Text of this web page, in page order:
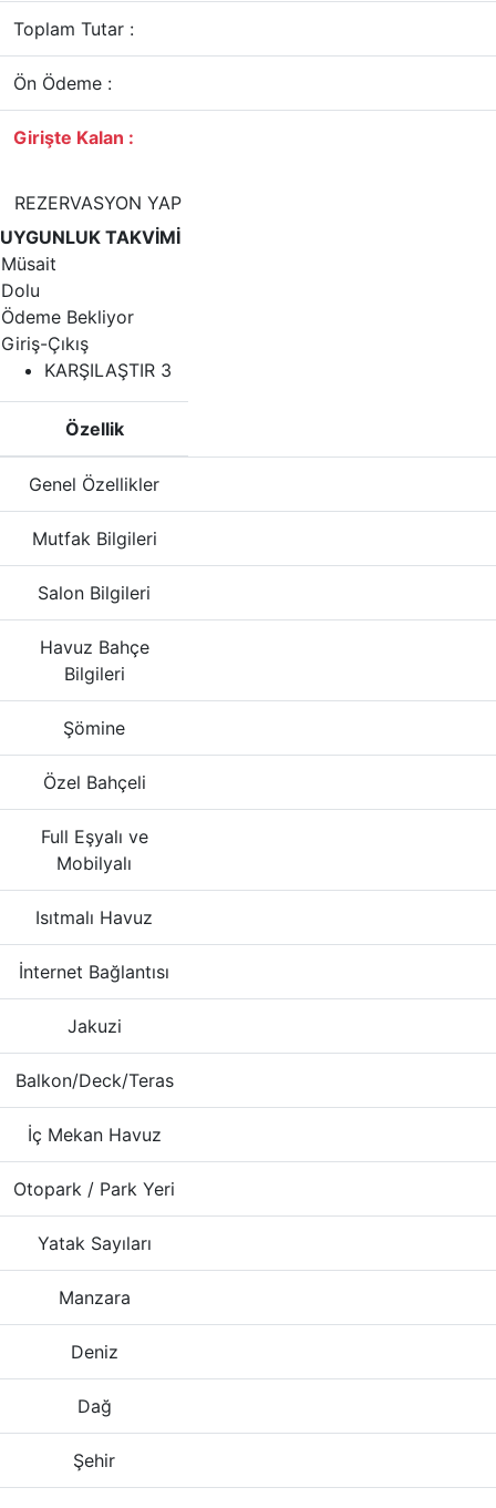
Toplam Tutar :
Ön Ödeme :
Girişte Kalan :
REZERVASYON YAP
UYGUNLUK TAKVİMİ
Müsait
Dolu
Ödeme Bekliyor
Giriş-Çıkış
KARŞILAŞTIR 3
Özellik
Genel Özellikler
Mutfak Bilgileri
Salon Bilgileri
Havuz Bahçe
Bilgileri
Şömine
Özel Bahçeli
Full Eşyalı ve
Mobilyalı
Isıtmalı Havuz
İnternet Bağlantısı
Jakuzi
Balkon/Deck/Teras
İç Mekan Havuz
Otopark / Park Yeri
Yatak Sayıları
Manzara
Deniz
Dağ
Şehir